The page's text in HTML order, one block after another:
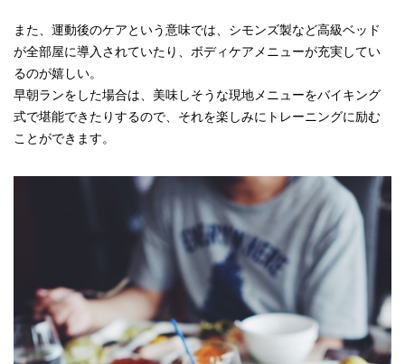
また、運動後のケアという意味では、シモンズ製など高級ベッド
が全部屋に導入されていたり、ボディケアメニューが充実してい
るのが嬉しい。
早朝ランをした場合は、美味しそうな現地メニューをバイキング
式で堪能できたりするので、それを楽しみにトレーニングに励む
ことができます。